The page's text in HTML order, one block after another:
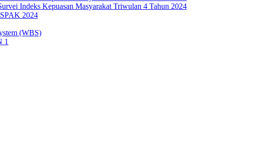
Indeks Kepuasan Masyarakat Triwulan 4 Tahun 2024
2024
(WBS)
1